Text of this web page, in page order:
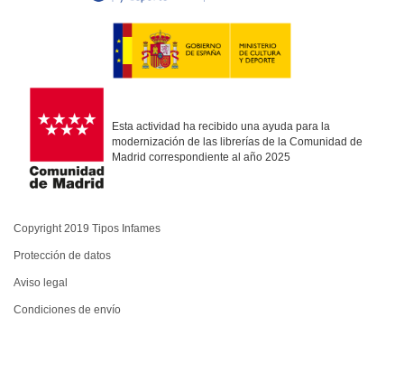
Esta actividad ha recibido una ayuda para la
modernización de las librerías de la Comunidad de
Madrid correspondiente al año 2025
Copyright 2019 Tipos Infames
Protección de datos
Aviso legal
Condiciones de envío